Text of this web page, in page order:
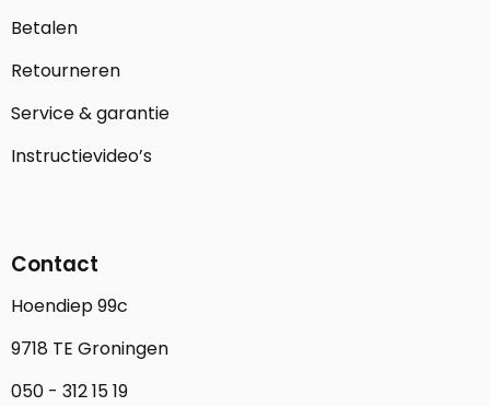
Betalen
Retourneren
Service & garantie
Instructievideo’s
Contact
Hoendiep 99c
9718 TE Groningen
050 - 312 15 19